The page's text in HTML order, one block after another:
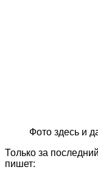
Фото здесь и
Только за
пишет: